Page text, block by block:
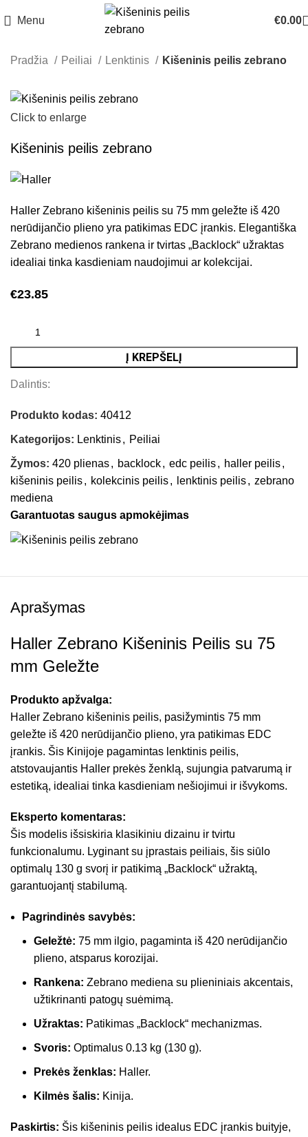
Menu €0.00
Pradžia Peiliai Lenktinis Kišeninis peilis zebrano
Click to enlarge
Kišeninis peilis zebrano
Haller Zebrano kišeninis peilis su 75 mm geležte iš 420
nerūdijančio plieno yra patikimas EDC įrankis. Elegantiška
Zebrano medienos rankena ir tvirtas „Backlock“ užraktas
idealiai tinka kasdieniam naudojimui ar kolekcijai.
€23.85
Į KREPŠELĮ
Dalintis:
Produkto kodas:40412
Kategorijos: Lenktinis, Peiliai
Žymos: 420 plienas, backlock, edc peilis, haller peilis,
kišeninis peilis, kolekcinis peilis, lenktinis peilis, zebrano
mediena
Garantuotas saugus apmokėjimas
Aprašymas
Haller Zebrano Kišeninis Peilis su 75
mm Geležte
Produkto apžvalga:
Haller Zebrano kišeninis peilis, pasižymintis 75 mm
geležte iš 420 nerūdijančio plieno, yra patikimas EDC
įrankis. Šis Kinijoje pagamintas lenktinis peilis,
atstovaujantis Haller prekės ženklą, sujungia patvarumą ir
estetiką, idealiai tinka kasdieniam nešiojimui ir išvykoms.
Eksperto komentaras:
Šis modelis išsiskiria klasikiniu dizainu ir tvirtu
funkcionalumu. Lyginant su įprastais peiliais, šis siūlo
optimalų 130 g svorį ir patikimą „Backlock“ užraktą,
garantuojantį stabilumą.
Pagrindinės savybės:
Geležtė: 75 mm ilgio, pagaminta iš 420 nerūdijančio
plieno, atsparus korozijai.
Rankena: Zebrano mediena su plieniniais akcentais,
užtikrinanti patogų suėmimą.
Užraktas: Patikimas „Backlock“ mechanizmas.
Svoris: Optimalus 0.13 kg (130 g).
Prekės ženklas: Haller.
Kilmės šalis: Kinija.
Paskirtis: Šis kišeninis peilis idealus EDC įrankis buityje,